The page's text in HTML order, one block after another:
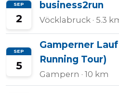
SEP
2
business2run
Vöcklabruck · 5.3
SEP
5
Gamperner
Running Tour)
Gampern · 10 km